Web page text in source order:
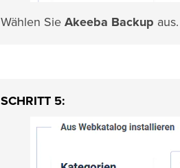
Wählen Sie Akeeba Backup aus.
SCHRITT 5: